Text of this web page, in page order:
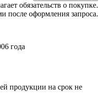
обязательств о покупке.
после оформления запроса.
года
продукции на срок не